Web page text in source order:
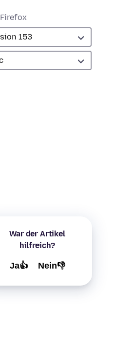
Firefox
War der Artikel
hilfreich?
Ja👍 Nein👎